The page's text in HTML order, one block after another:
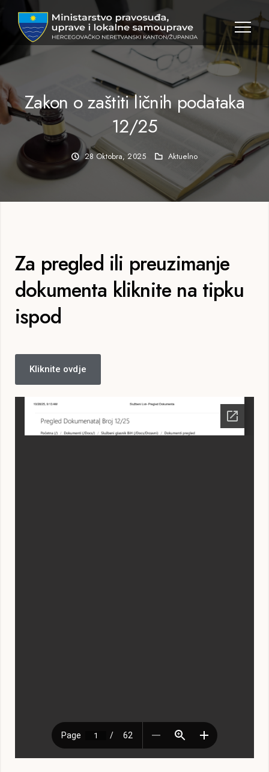
Zakon o zaštiti ličnih podataka
12/25
28 Oktobra, 2025 Aktuelno
Za pregled ili preuzimanje
dokumenta kliknite na tipku
ispod
Kliknite ovdje